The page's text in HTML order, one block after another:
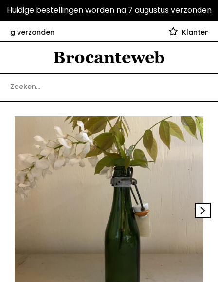
Huidige bestellingen worden na 7 augustus verzonden
Brocanteweb